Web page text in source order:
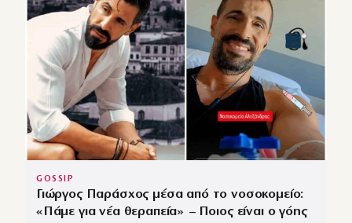
GOSSIP
Γιώργος Παράσχος μέσα από το νοσοκομείο:
«Πάμε για νέα θεραπεία» – Ποιος είναι ο γόης